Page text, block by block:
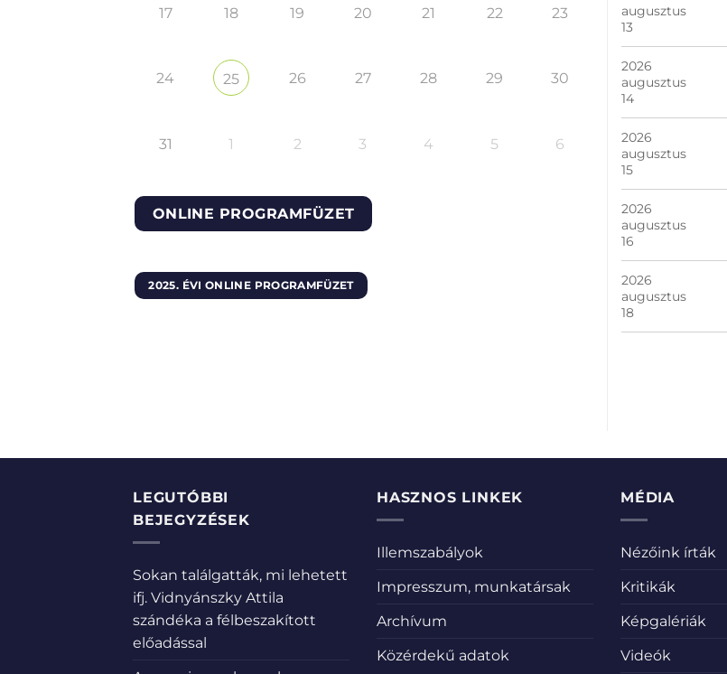
17 18 19 20 21 22 23
24 25 26 27 28 29 30
31 1 2 3 4 5 6
ONLINE PROGRAMFÜZET
2025. ÉVI ONLINE PROGRAMFÜZET
augusztus
13
2026
augusztus
14
2026
augusztus
15
2026
augusztus
16
2026
augusztus
18
LEGUTÓBBI
BEJEGYZÉSEK
Sokan találgatták, mi lehetett
ifj. Vidnyánszky Attila
szándéka a félbeszakított
előadással
HASZNOS LINKEK
Illemszabályok
Impresszum, munkatársak
Archívum
Közérdekű adatok
MÉDIA
Nézőink írták
Kritikák
Képgalériák
Videók